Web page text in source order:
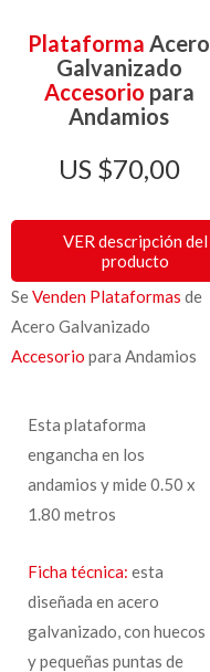
Plataforma Acero
Galvanizado
Accesorio para
Andamios
$70,00
VER descripción del
producto
SeVenden Plataformas de
Acero Galvanizado
Accesorio para Andamios
Esta plataforma
engancha en los
andamios y mide 0.50 x
1.80 metros
Ficha técnica: esta
diseñada en acero
galvanizado, con huecos
y pequeñas puntas de